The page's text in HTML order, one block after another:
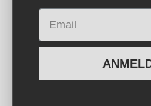
Email